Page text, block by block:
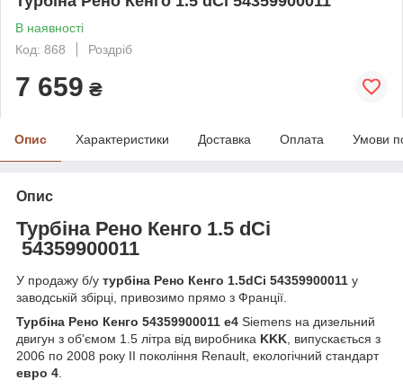
В наявності
Код: 868
Роздріб
7 659 ₴
Опис Характеристики Доставка Оплата Умови
Опис
Турбіна Рено Кенго 1.5 dCi
54359900011
У продажу б/у турбіна Рено Кенго 1.5dCi 54359900011 у
заводській збірці, привозимо прямо з Франції.
Турбіна Рено Кенго 54359900011 е4 Siemens на дизельний
двигун з об'ємом 1.5 літра від виробника KKK, випускається з
2006 по 2008 року II покоління Renault, екологічний стандарт
евро 4.